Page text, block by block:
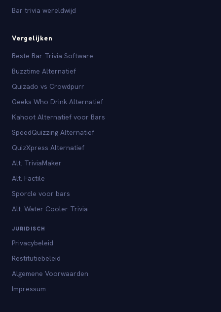
Bar trivia wereldwijd
Vergelijken
Beste Bar Trivia Software
Buzztime Alternatief
Quizado vs Crowdpurr
Geeks Who Drink Alternatief
Kahoot Alternatief voor Bars
SpeedQuizzing Alternatief
QuizXpress Alternatief
Alt. TriviaMaker
Alt. Factile
Sporcle voor bars
Alt. Water Cooler Trivia
JURIDISCH
Privacybeleid
Restitutiebeleid
Algemene Voorwaarden
Impressum